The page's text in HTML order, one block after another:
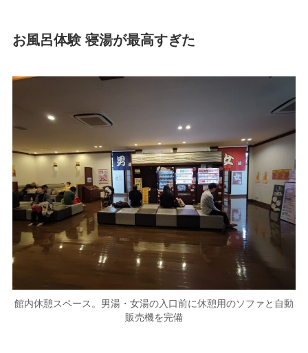
お風呂体験 寝湯が最高すぎた
館内休憩スペース。男湯・女湯の入口前に休憩用のソファと自動
販売機を完備